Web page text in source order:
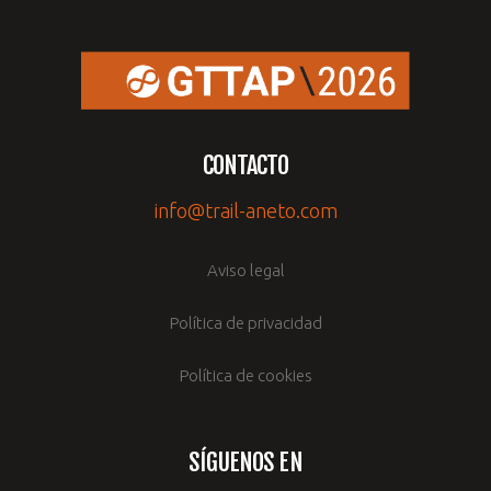
CONTACTO
info@trail-aneto.com
Aviso legal
Política de privacidad
Política de cookies
SÍGUENOS EN